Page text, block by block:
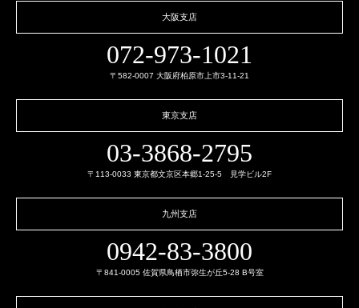
大阪支店
072-973-1021
〒582-0007 大阪府柏原市上市3-11-21
東京支店
03-3868-2795
〒113-0033 東京都文京区本郷1-25-5 見学ビル2F
九州支店
0942-83-3800
〒841-0005 佐賀県鳥栖市弥生が丘5-28 B号室